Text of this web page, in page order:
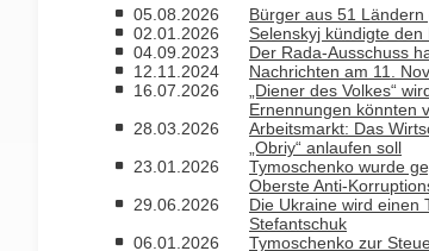
05.08.2026
Bürger aus 51
02.01.2026
Selenskyj kündigte
04.09.2023
Der Rada-Ausschuss
12.11.2024
Nachrichten am 11.
16.07.2026
„Diener des Volkes“
Ernennungen könnten
28.03.2026
Arbeitsmarkt: Das
„Obriy“ anlaufen soll
23.01.2026
Tymoschenko wurde
Oberste Anti-
29.06.2026
Die Ukraine wird einen
Stefantschuk
06.01.2026
Tymoschenko zur